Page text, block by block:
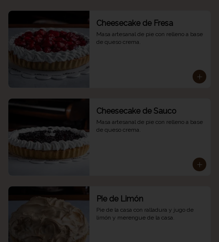
Cheesecake de Fresa
Masa artesanal de pie con relleno a base
de queso crema.
Cheesecake de Sauco
Masa artesanal de pie con relleno a base
de queso crema.
Pie de Limón
Pie de la casa con ralladura y jugo de
limón y merengue de la casa.